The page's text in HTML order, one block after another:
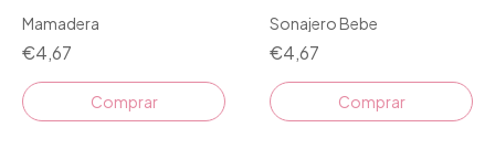
Mamadera
€4,67
Comprar
Sonajero Bebe
€4,67
Comprar